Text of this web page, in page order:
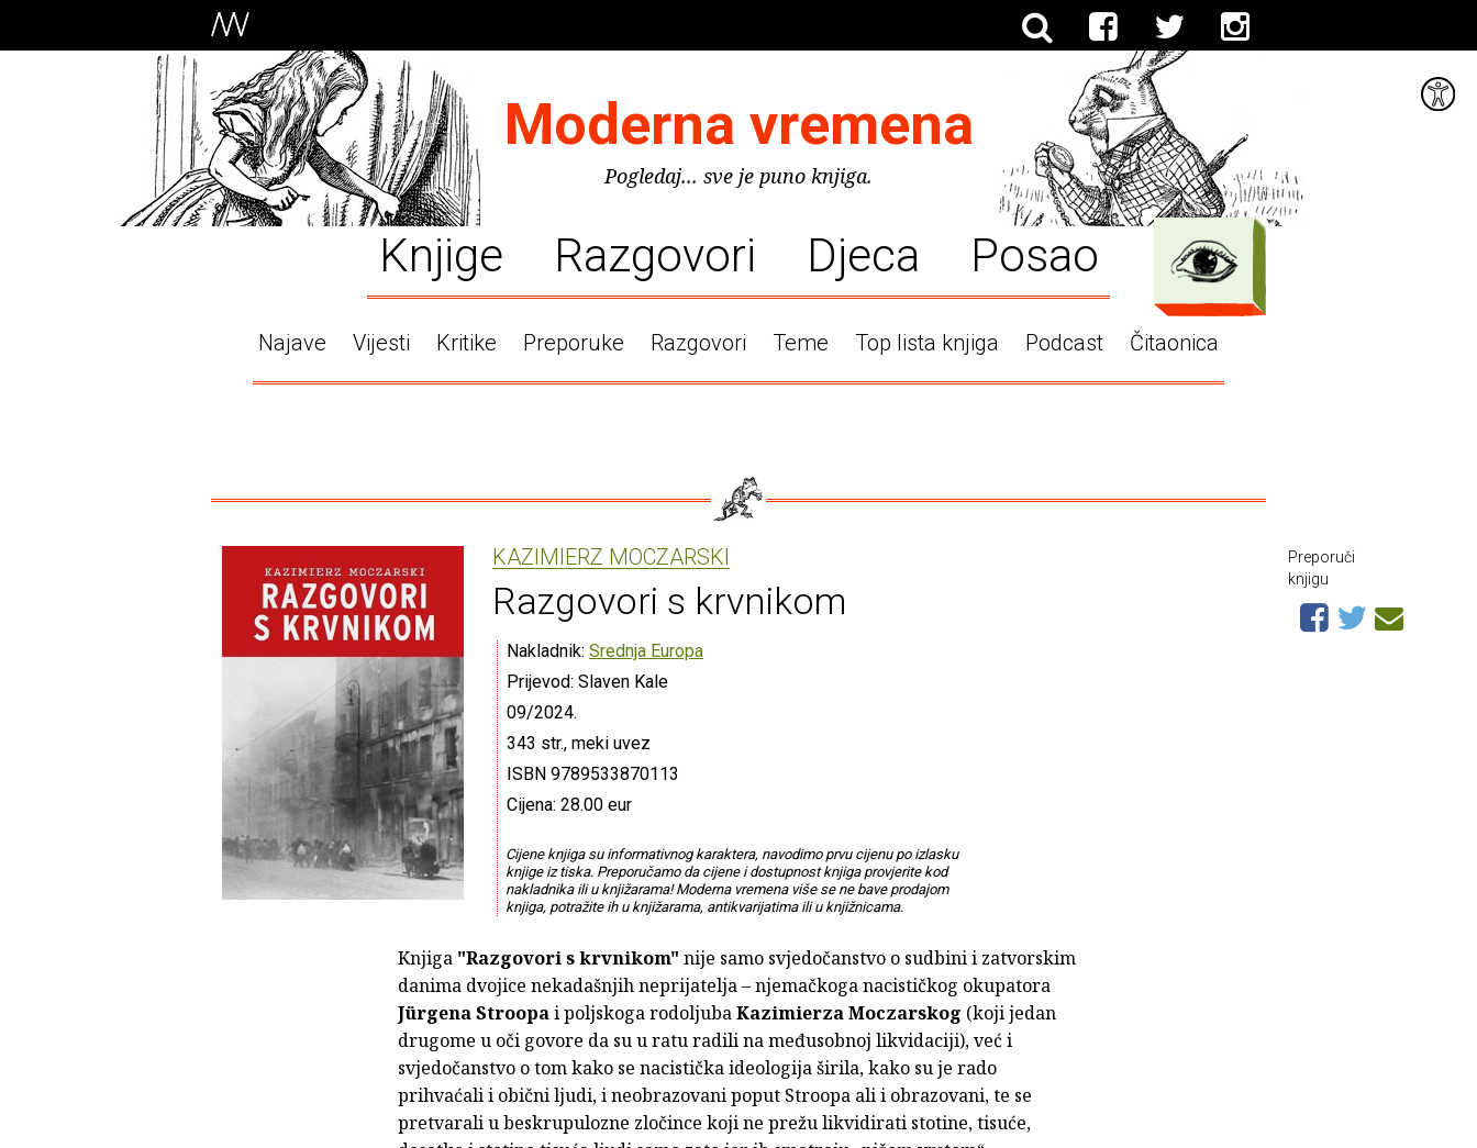
Moderna vremena
Pogledaj... sve je puno knjiga.
Knjige Razgovori Djeca Posao
Najave Vijesti Kritike Preporuke Razgovori Teme Top lista knjiga Podcast Čitaonica
KAZIMIERZ MOCZARSKI
Razgovori s krvnikom
Nakladnik: Srednja Europa
Prijevod: Slaven Kale
09/2024.
343 str., meki uvez
ISBN 9789533870113
Cijena: 28.00 eur
Cijene knjiga su informativnog karaktera, navodimo prvu cijenu po izlasku
knjige iz tiska. Preporučamo da cijene i dostupnost knjiga provjerite kod
nakladnika ili u knjižarama! Moderna vremena više se ne bave prodajom
knjiga, potražite ih u knjižarama, antikvarijatima ili u knjižnicama.
Knjiga "Razgovori s krvnikom" nije samo svjedočanstvo o sudbini i zatvorskim
danima dvojice nekadašnjih neprijatelja – njemačkoga nacističkog okupatora
Jürgena Stroopai poljskoga rodoljubaKazimierza Moczarskog (koji jedan
drugome u oči govore da su u ratu radili na međusobnoj likvidaciji), već i
svjedočanstvo o tom kako se nacistička ideologija širila, kako su je rado
prihvaćali i obični ljudi, i neobrazovani poput Stroopa ali i obrazovani, te se
pretvarali u beskrupulozne zločince koji ne prežu likvidirati stotine, tisuće,
Preporuči
knjigu